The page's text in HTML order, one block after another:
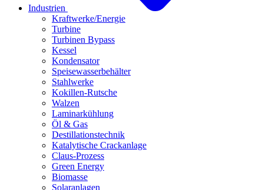
Industrien
Kraftwerke/Energie
Turbine
Turbinen Bypass
Kessel
Kondensator
Speisewasserbehälter
Stahlwerke
Kokillen-Rutsche
Walzen
Laminarkühlung
Öl & Gas
Destillationstechnik
Katalytische Crackanlage
Claus-Prozess
Green Energy
Biomasse
Solaranlagen